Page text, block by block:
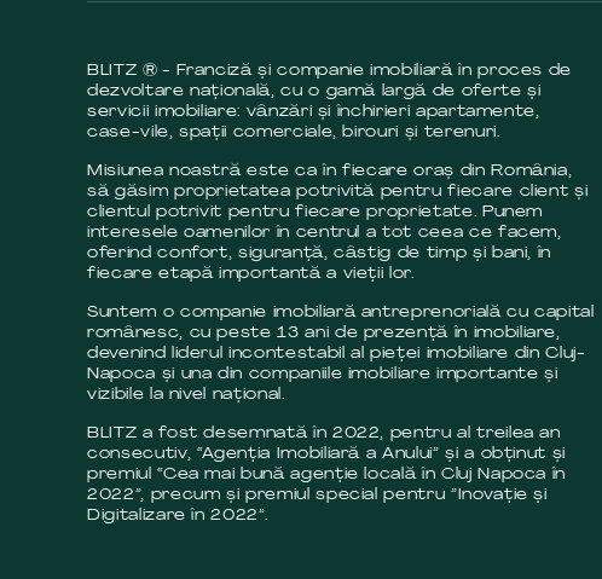
BLITZ ® - Franciză și companie imobiliară în proces de
dezvoltare națională, cu o gamă largă de oferte și
servicii imobiliare: vânzări și închirieri apartamente,
case-vile, spații comerciale, birouri și terenuri.
Misiunea noastră este ca în fiecare oraș din România,
să găsim proprietatea potrivită pentru fiecare client și
clientul potrivit pentru fiecare proprietate. Punem
interesele oamenilor în centrul a tot ceea ce facem,
oferind confort, siguranță, câstig de timp și bani, în
fiecare etapă importantă a vieții lor.
Suntem o companie imobiliară antreprenorială cu capital
românesc, cu peste 13 ani de prezență în imobiliare,
devenind liderul incontestabil al pieței imobiliare din Cluj-
Napoca și una din companiile imobiliare importante și
vizibile la nivel național.
BLITZ a fost desemnată în 2022, pentru al treilea an
consecutiv, “Agenția Imobiliară a Anului” și a obținut și
premiul “Cea mai bună agenție locală în Cluj Napoca în
2022”, precum și premiul special pentru ”Inovație și
Digitalizare în 2022”.